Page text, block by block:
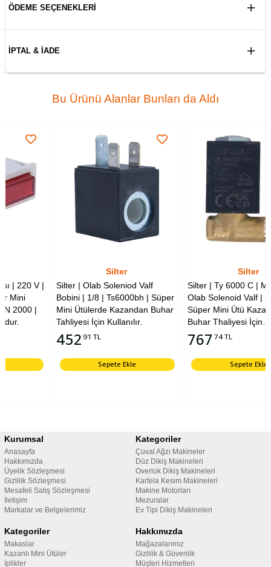
ÖDEME SEÇENEKLERI
İPTAL & İADE
Bu Ürünü Alanlar Bunları da Aldı
Silter | Olab Soleniod Valf
Bobini | 1/8 | Ts6000bh | Süper
Mini Ütülerde Kazandan Buhar
Tahliyesi İçin Kullanılır.
91 TL
Sepete Ekle
Silter | Ty 6000 C | Mini Ütü
Olab Solenoid Valf | 1/8'' |
Süper Mini Ütü Kazanında
Buhar Thaliyesi İçin
Kullanılmaktadır.
74 TL
Sepete Ekle
Kurumsal
Anasayfa
Hakkımızda
Üyelik Sözleşmesi
Gizlilik Sözleşmesi
Mesafeli Satış Sözleşmesi
İletişim
Markalar ve Belgelerimiz
Kategoriler
Çuval Ağzı Makineler
Düz Dikiş Makineleri
Overlok Dikiş Makineleri
Kartela Kesim Makineleri
Makine Motorları
Mezuralar
Ev Tipi Dikiş Makineleri
Kategoriler
Makaslar
Kazanlı Mini Ütüler
İplikler
Hakkımızda
Mağazalarımız
Gizlilik & Güvenlik
Müşteri Hizmetleri